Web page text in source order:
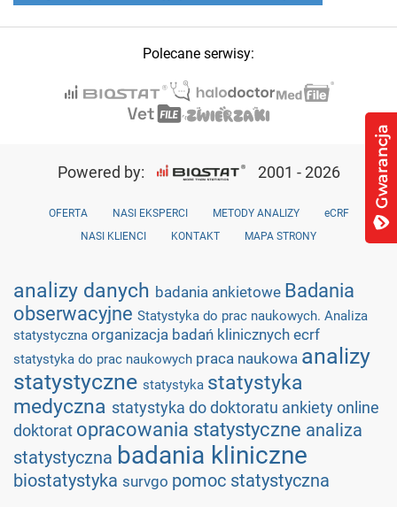
Polecane serwisy:
Powered by: 2001 - 2026
OFERTA NASI EKSPERCI METODY ANALIZY
eCRF
NASI KLIENCI
KONTAKT MAPA STRONY
analizy danych badania ankietowe Badania
obserwacyjne Statystyka do prac naukowych. Analiza
statystyczna organizacja badań klinicznych ecrf
statystyka do prac naukowych praca naukowa analizy
statystyczne statystyka statystyka
medyczna statystyka do doktoratu ankiety online
doktorat opracowania statystyczne analiza
statystyczna badania kliniczne
biostatystyka survgo pomoc statystyczna